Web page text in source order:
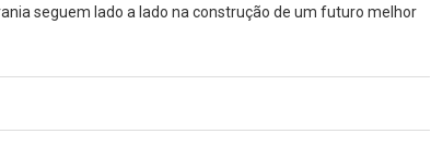
seguem lado a lado na construção de um futuro melhor